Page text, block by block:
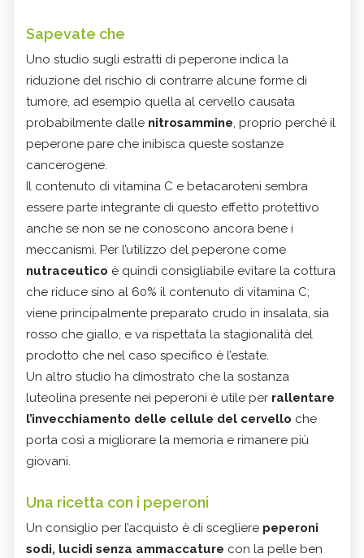
Sapevate che
Uno studio sugli estratti di peperone indica la
riduzione del rischio di contrarre alcune forme di
tumore, ad esempio quella al cervello causata
probabilmente dalle nitrosammine, proprio perché il
peperone pare che inibisca queste sostanze
cancerogene.
Il contenuto di vitamina C e betacaroteni sembra
essere parte integrante di questo effetto protettivo
anche se non se ne conoscono ancora bene i
meccanismi. Per l’utilizzo del peperone come
nutraceutico è quindi consigliabile evitare la cottura
che riduce sino al 60% il contenuto di vitamina C;
viene principalmente preparato crudo in insalata, sia
rosso che giallo, e va rispettata la stagionalità del
prodotto che nel caso specifico è l’estate.
Un altro studio ha dimostrato che la sostanza
luteolina presente nei peperoni è utile per rallentare
l’invecchiamento delle cellule del cervello che
porta così a migliorare la memoria e rimanere più
giovani.
Una ricetta con i peperoni
Un consiglio per l’acquisto è di scegliere peperoni
sodi, lucidi senza ammaccature con la pelle ben